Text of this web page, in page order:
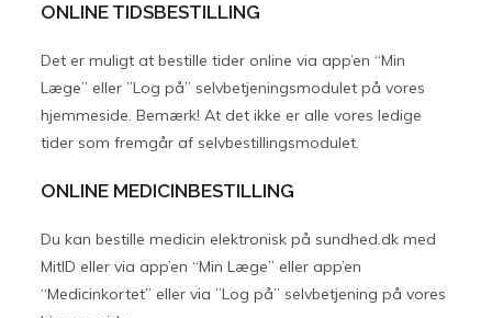
ONLINE TIDSBESTILLING
Det er muligt at bestille tider online via app’en “Min
Læge” eller ”Log på” selvbetjeningsmodulet på vores
hjemmeside. Bemærk! At det ikke er alle vores ledige
tider som fremgår af selvbestillingsmodulet.
ONLINE MEDICINBESTILLING
Du kan bestille medicin elektronisk på sundhed.dk med
MitID eller via app’en “Min Læge” eller app’en
“Medicinkortet” eller via ”Log på” selvbetjening på vores